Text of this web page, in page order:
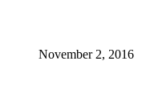
November 2, 2016